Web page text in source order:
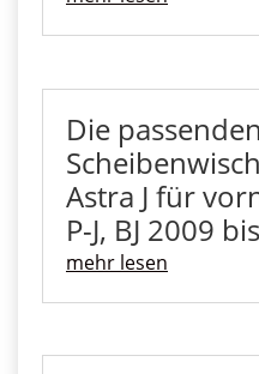
Die passenden
Astra J für
P-J, BJ 2009
mehr lesen